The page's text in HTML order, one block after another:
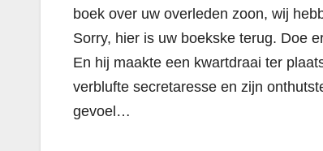
boek over uw overleden zoon, wij
Sorry, hier is uw boekske terug. Doe
En hij maakte een kwartdraai ter
verblufte secretaresse en zijn
gevoel…